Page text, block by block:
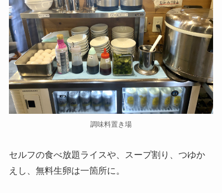
調味料置き場
セルフの食べ放題ライスや、スープ割り、つゆか
えし、無料生卵は一箇所に。